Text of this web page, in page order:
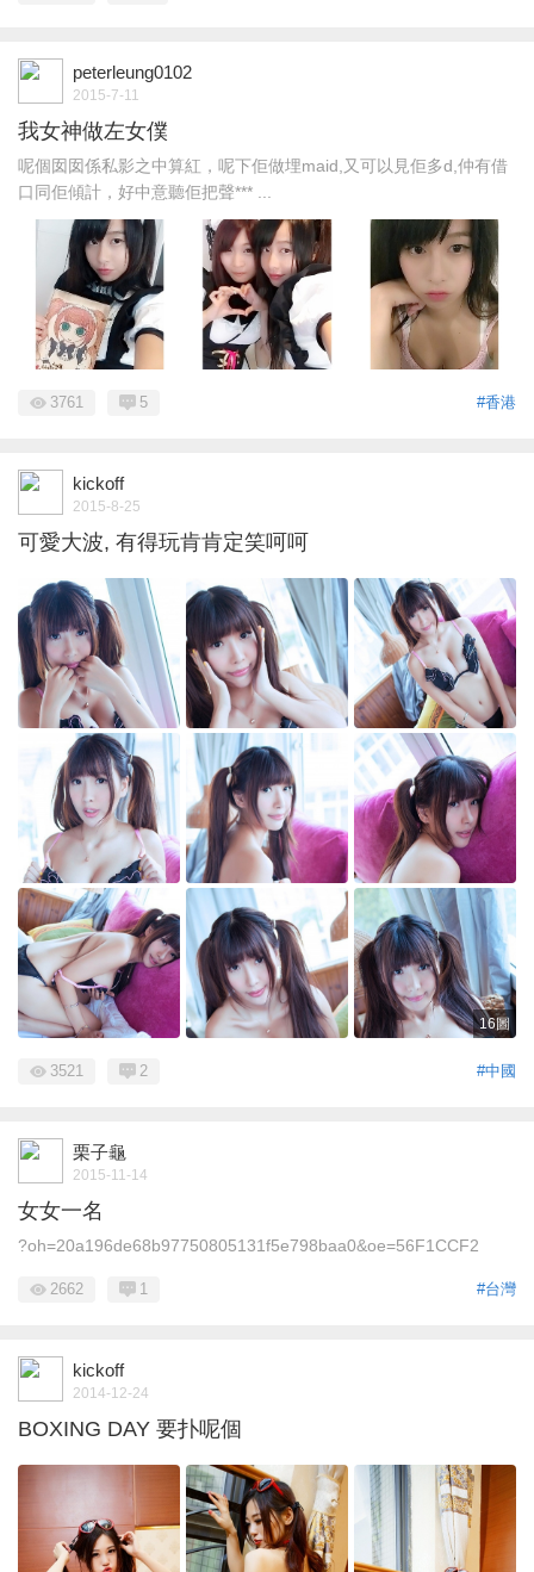
peterleung0102
2015-7-11
我女神做左女僕
呢個囡囡係私影之中算紅，呢下佢做埋maid,又可以見佢多d,仲有借
口同佢傾計，好中意聽佢把聲*** ...
#香港
3761 5
kickoff
2015-8-25
可愛大波, 有得玩肯肯定笑呵呵
16圖
#中國
3521 2
栗子龜
2015-11-14
女女一名
?oh=20a196de68b97750805131f5e798baa0&oe=56F1CCF2
#台灣
2662 1
kickoff
2014-12-24
BOXING DAY 要扑呢個